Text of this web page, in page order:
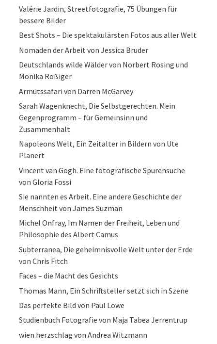
Valérie Jardin, Streetfotografie, 75 Übungen für
bessere Bilder
Best Shots – Die spektakulärsten Fotos aus aller Welt
Nomaden der Arbeit von Jessica Bruder
Deutschlands wilde Wälder von Norbert Rosing und
Monika Rößiger
Armutssafari von Darren McGarvey
Sarah Wagenknecht, Die Selbstgerechten. Mein
Gegenprogramm – für Gemeinsinn und
Zusammenhalt
Napoleons Welt, Ein Zeitalter in Bildern von Ute
Planert
Vincent van Gogh. Eine fotografische Spurensuche
von Gloria Fossi
Sie nannten es Arbeit. Eine andere Geschichte der
Menschheit von James Suzman
Michel Onfray, Im Namen der Freiheit, Leben und
Philosophie des Albert Camus
Subterranea, Die geheimnisvolle Welt unter der Erde
von Chris Fitch
Faces – die Macht des Gesichts
Thomas Mann, Ein Schriftsteller setzt sich in Szene
Das perfekte Bild von Paul Lowe
Studienbuch Fotografie von Maja Tabea Jerrentrup
wien.herzschlag von Andrea Witzmann